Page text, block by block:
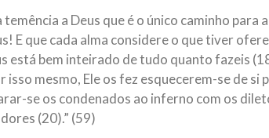
a Deus que é o único caminho para a
E que cada alma considere o que tiver
está bem inteirado de tudo quanto fazeis
isso mesmo, Ele os fez esquecerem-se de si
se os condenados ao inferno com os
(20).” (59)